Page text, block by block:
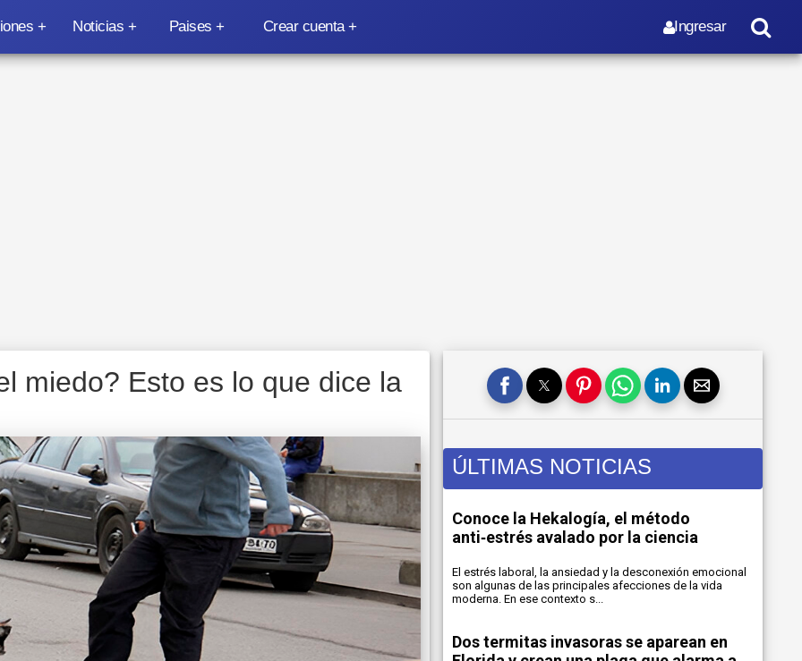
Noticias Paises Ingresar
Crear cuenta
miedo? Esto es lo que dice la
ÚLTIMAS NOTICIAS
Conoce la Hekalogía, el método
anti‑estrés avalado por la ciencia
El estrés laboral, la ansiedad y la desconexión emocional
son algunas de las principales afecciones de la vida
moderna. En ese contexto s...
Dos termitas invasoras se aparean en